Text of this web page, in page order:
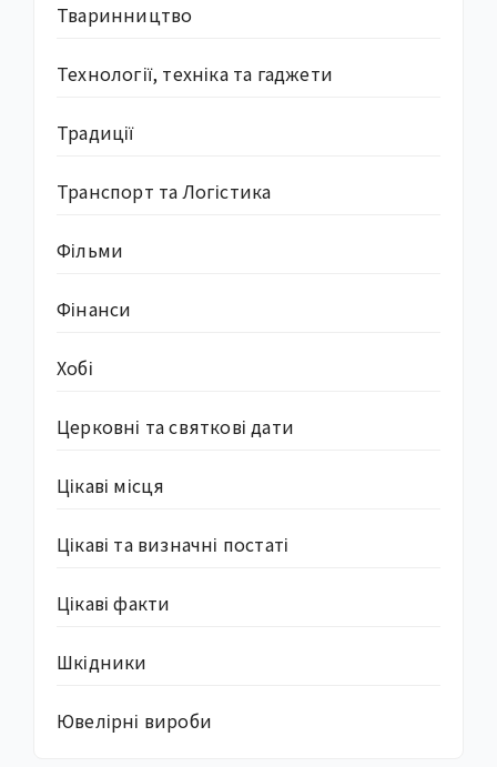
Тваринництво
Технології, техніка та гаджети
Традиції
Транспорт та Логістика
Фільми
Фінанси
Хобі
Церковні та святкові дати
Цікаві місця
Цікаві та визначні постаті
Цікаві факти
Шкідники
Ювелірні вироби